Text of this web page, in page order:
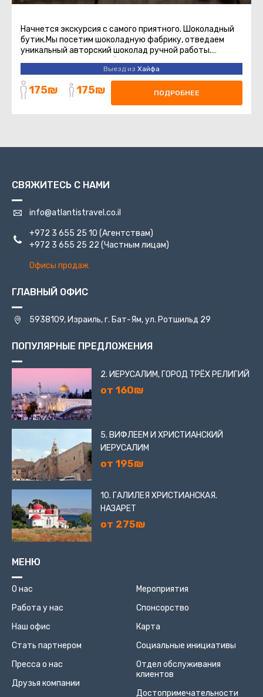
Начнется экскурсия с самого приятного. Шоколадный
бутик.Мы посетим шоколадную фабрику, отведаем
уникальный авторский шоколад ручной работы.
Старый город - место, без ...
Выезд из Хайфа
175₪ 175₪ ПОДРОБНЕЕ
СВЯЖИТЕСЬ С НАМИ
info@atlantistravel.co.il
+972 3 655 25 10 (Агентствам)
+972 3 655 25 22 (Частным лицам)
Офисы продаж
ГЛАВНЫЙ ОФИС
5938109, Израиль, г. Бат-Ям, ул. Ротшильд 29
ПОПУЛЯРНЫЕ ПРЕДЛОЖЕНИЯ
2. ИЕРУСАЛИМ, ГОРОД ТРЁХ РЕЛИГИЙ
от 160₪
5. ВИФЛЕЕМ И ХРИСТИАНСКИЙ
ИЕРУСАЛИМ
от 195₪
10. ГАЛИЛЕЯ ХРИСТИАНСКАЯ.
НАЗАРЕТ
от 275₪
МЕНЮ
О нас
Работа у нас
Наш офис
Стать партнером
Пресса о нас
Друзья компании
Мероприятия
Спонсорство
Карта
Социальные инициативы
Отдел обслуживания
клиентов
Достопримечательности